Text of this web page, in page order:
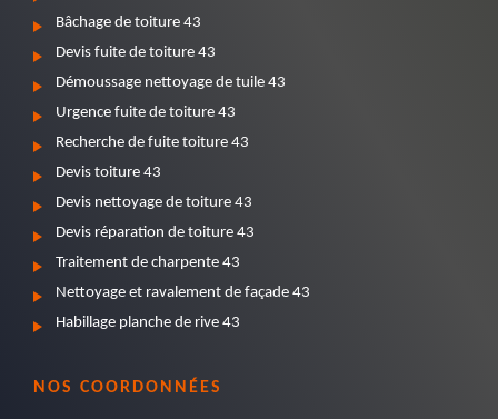
Bâchage de toiture 43
Devis fuite de toiture 43
Démoussage nettoyage de tuile 43
Urgence fuite de toiture 43
Recherche de fuite toiture 43
Devis toiture 43
Devis nettoyage de toiture 43
Devis réparation de toiture 43
Traitement de charpente 43
Nettoyage et ravalement de façade 43
Habillage planche de rive 43
NOS COORDONNÉES